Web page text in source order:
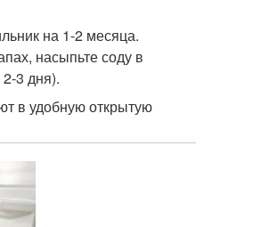
на 1-2 месяца.
насыпьте соду в
3 дня).
в удобную открытую